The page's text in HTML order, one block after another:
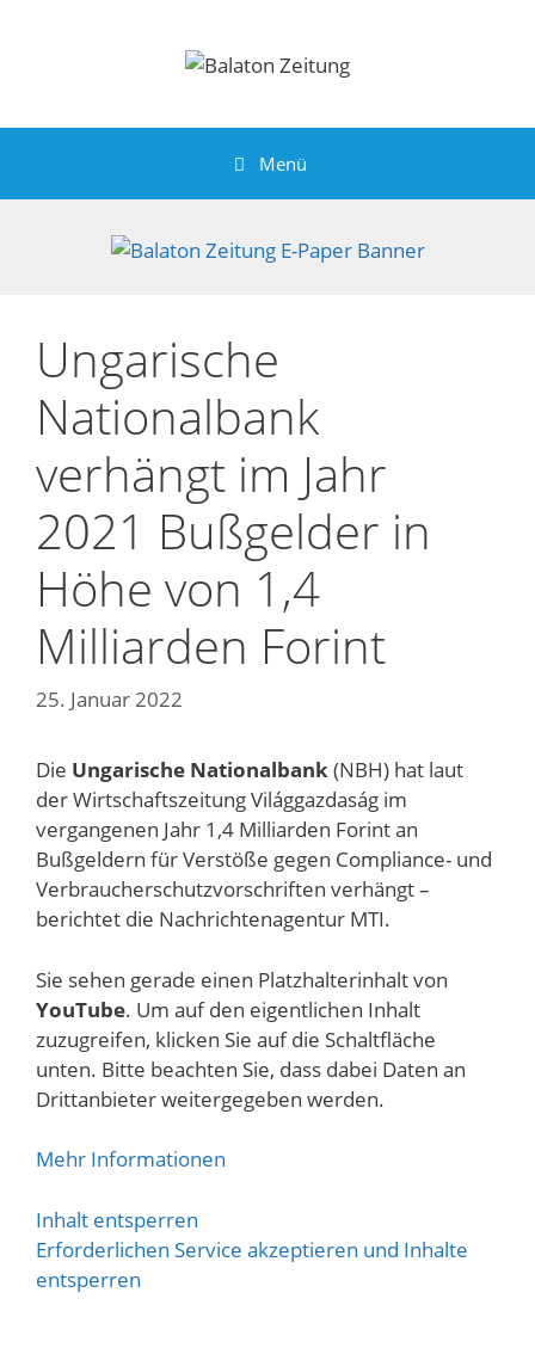
Menü
Ungarische
Nationalbank
verhängt im Jahr
2021 Bußgelder in
Höhe von 1,4
Milliarden Forint
25. Januar 2022
Die Ungarische Nationalbank(NBH) hat laut
der Wirtschaftszeitung Világgazdaság im
vergangenen Jahr 1,4 Milliarden Forint an
Bußgeldern für Verstöße gegen Compliance- und
Verbraucherschutzvorschriften verhängt –
berichtet die Nachrichtenagentur MTI.
Sie sehen gerade einen Platzhalterinhalt von
YouTube. Um auf den eigentlichen Inhalt
zuzugreifen, klicken Sie auf die Schaltfläche
unten. Bitte beachten Sie, dass dabei Daten an
Drittanbieter weitergegeben werden.
Mehr Informationen
Inhalt entsperren
Erforderlichen Service akzeptieren und Inhalte
entsperren